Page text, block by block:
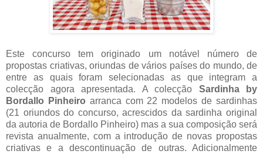
Este concurso tem originado um notável número de
propostas criativas, oriundas de vários países do mundo, de
entre as quais foram selecionadas as que integram a
colecção agora apresentada. A colecção Sardinha by
Bordallo Pinheiro arranca com 22 modelos de sardinhas
(21 oriundos do concurso, acrescidos da sardinha original
da autoria de Bordallo Pinheiro) mas a sua composição será
revista anualmente, com a introdução de novas propostas
criativas e a descontinuação de outras. Adicionalmente